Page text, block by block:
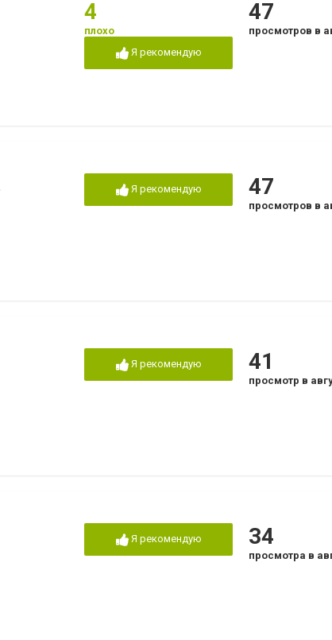
4
плохо
Я рекомендую
47
просмотров в
Я рекомендую 47
просмотров в
Я рекомендую 41
просмотр в
Я рекомендую 34
просмотра в